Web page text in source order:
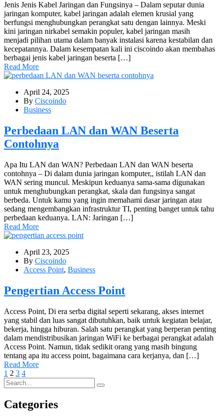
Jenis Jenis Kabel Jaringan dan Fungsinya – Dalam seputar dunia
jaringan komputer, kabel jaringan adalah elemen krusial yang
berfungsi menghubungkan perangkat satu dengan lainnya. Meski
kini jaringan nirkabel semakin populer, kabel jaringan masih
menjadi pilihan utama dalam banyak instalasi karena kestabilan dan
kecepatannya. Dalam kesempatan kali ini ciscoindo akan membahas
berbagai jenis kabel jaringan beserta […]
Read More
April 24, 2025
By Ciscoindo
Business
Perbedaan LAN dan WAN Beserta
Contohnya
Apa Itu LAN dan WAN? Perbedaan LAN dan WAN beserta
contohnya – Di dalam dunia jaringan komputer,, istilah LAN dan
WAN sering muncul. Meskipun keduanya sama-sama digunakan
untuk menghubungkan perangkat, skala dan fungsinya sangat
berbeda. Untuk kamu yang ingin memahami dasar jaringan atau
sedang mengembangkan infrastruktur TI, penting banget untuk tahu
perbedaan keduanya. LAN: Jaringan […]
Read More
April 23, 2025
By Ciscoindo
Access Point, Business
Pengertian Access Point
Access Point, Di era serba digital seperti sekarang, akses internet
yang stabil dan luas sangat dibutuhkan, baik untuk kegiatan belajar,
bekerja, hingga hiburan. Salah satu perangkat yang berperan penting
dalam mendistribusikan jaringan WiFi ke berbagai perangkat adalah
Access Point. Namun, tidak sedikit orang yang masih bingung
tentang apa itu access point, bagaimana cara kerjanya, dan […]
Read More
1 2 3 4
Categories